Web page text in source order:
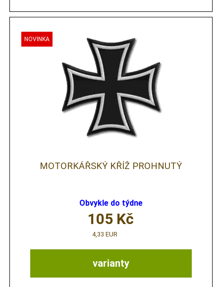
MOTORKÁŘSKÝ KŘÍŽ PROHNUTÝ
Obvykle do týdne
varianty
105 Kč
4,33 EUR